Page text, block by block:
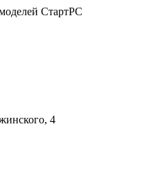
СтартРС
4